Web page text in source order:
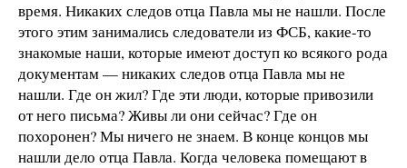
время. Никаких следов отца Павла мы не нашли. После
этого этим занимались следователи из ФСБ, какие-то
знакомые наши, которые имеют доступ ко всякого рода
документам — никаких следов отца Павла мы не
нашли. Где он жил? Где эти люди, которые привозили
от него письма? Живы ли они сейчас? Где он
похоронен? Мы ничего не знаем. В конце концов мы
нашли дело отца Павла. Когда человека помещают в